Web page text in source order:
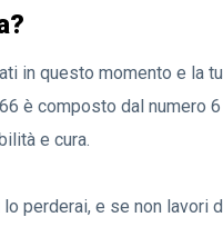
in questo momento e la
è composto dal numero
e cura.
perderai, e se non lavori